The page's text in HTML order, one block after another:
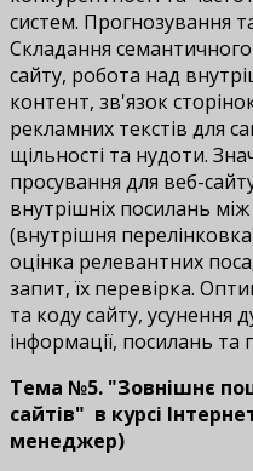
систем. Прогнозування
Складання
сайту, робота над
контент, зв'язок
рекламних текстів для
щільності та нудоти.
просування для веб-
внутрішніх посилань
(внутрішня
оцінка релевантних
запит, їх перевірка.
та коду сайту, усунення
інформації, посилань та
Тема №5. "Зовнішнє
сайтів" в курсі
менеджер)